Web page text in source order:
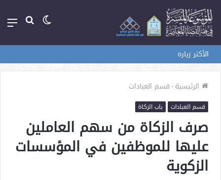
بحث الوضع
الأكثر زيارة
الرئيسية-قسم العبادات
قسم العبادات باب الزكاة
صرف الزكاة من سهم العاملين
عليها للموظفين في المؤسسات
الزكوية